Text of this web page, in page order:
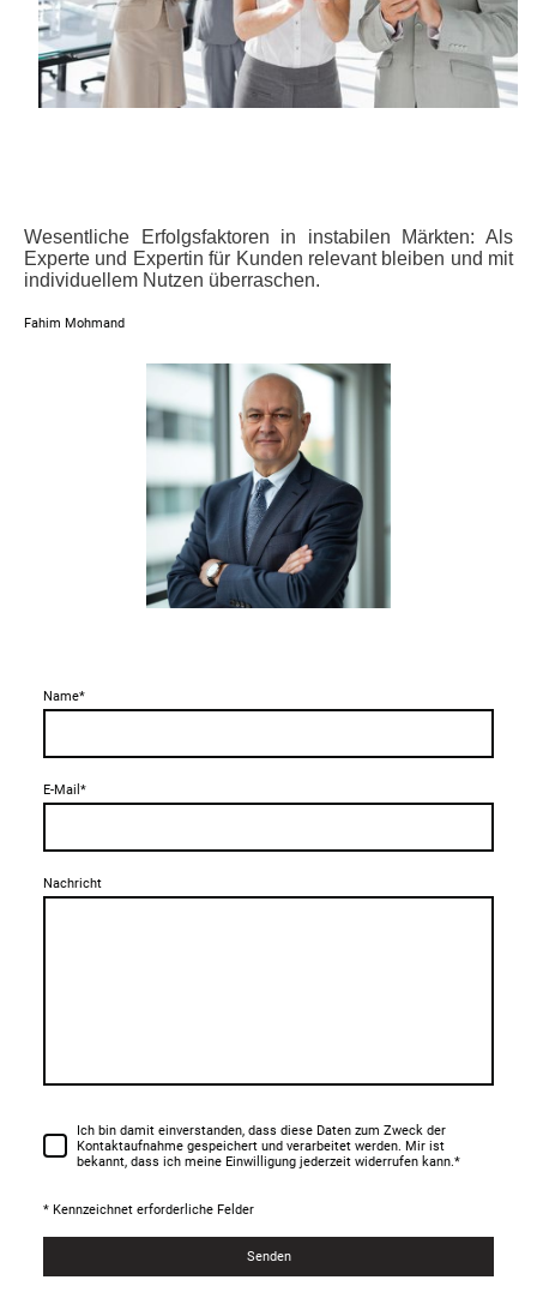
Wesentliche Erfolgsfaktoren in instabilen Märkten: Als
Experte und Expertin für Kunden relevant bleiben und mit
individuellem Nutzen überraschen.
Fahim Mohmand
Name*
E-Mail *
Nachricht
Ich bin damit einverstanden, dass diese Daten zum Zweck der
Kontaktaufnahme gespeichert und verarbeitet werden. Mir ist
bekannt, dass ich meine Einwilligung jederzeit widerrufen kann.*
* Kennzeichnet erforderliche Felder
Senden